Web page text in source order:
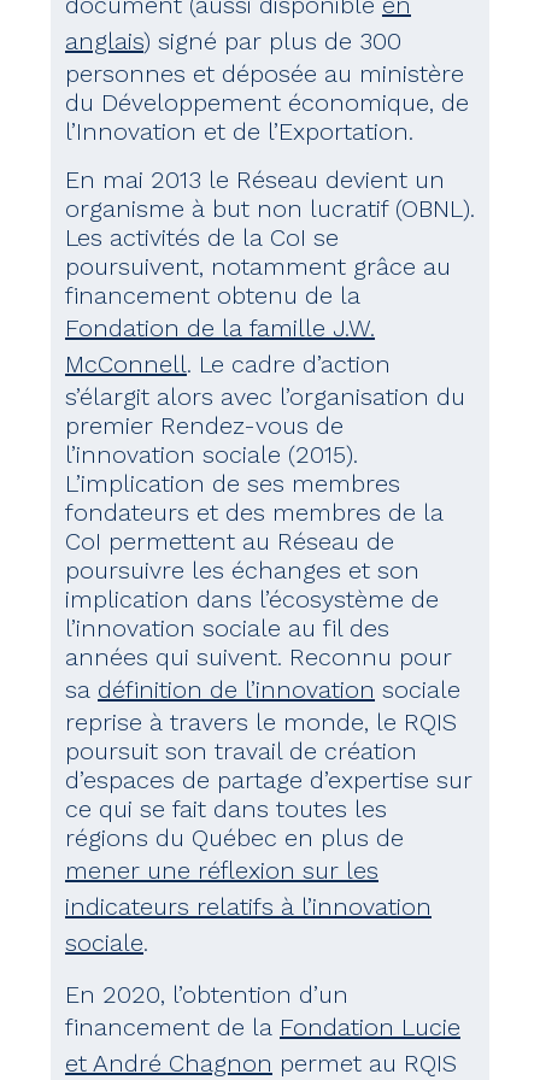
anglais) signé par plus de 300
personnes et déposée au ministère
du Développement économique, de
l’Innovation et de l’Exportation.
En mai 2013 le Réseau devient un
organisme à but non lucratif (OBNL).
Les activités de la CoI se
poursuivent, notamment grâce au
financement obtenu de la
Fondation de la famille J.W.
McConnell. Le cadre d’action
s’élargit alors avec l’organisation du
premier Rendez-vous de
l’innovation sociale (2015).
L’implication de ses membres
fondateurs et des membres de la
CoI permettent au Réseau de
poursuivre les échanges et son
implication dans l’écosystème de
l’innovation sociale au fil des
années qui suivent. Reconnu pour
sa définition de l’innovation sociale
reprise à travers le monde, le RQIS
poursuit son travail de création
d’espaces de partage d’expertise sur
ce qui se fait dans toutes les
régions du Québec en plus de
mener une réflexion sur les
indicateurs relatifs à l’innovation
sociale.
En 2020, l’obtention d’un
financement de la Fondation Lucie
et André Chagnon permet au RQIS